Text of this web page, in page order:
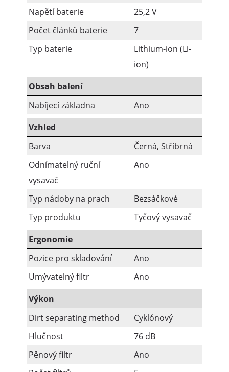
Napětí baterie
25,2 V
Počet článků baterie
7
Typ baterie
Lithium-ion (Li-
ion)
Obsah balení
Nabíjecí základna
Ano
Vzhled
Barva
Černá, Stříbrná
Odnímatelný ruční
vysavač
Ano
Typ nádoby na prach
Bezsáčkové
Typ produktu
Tyčový vysavač
Ergonomie
Pozice pro skladování
Ano
Umývatelný filtr
Ano
Výkon
Dirt separating method
Cyklónový
Hlučnost
76 dB
Pěnový filtr
Ano